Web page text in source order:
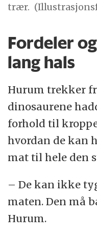
trær.
Fordeler
lang hals
Hurum trekker
dinosaurene
forhold til
hvordan de kan
mat til hele den
– De kan ikke
maten. Den må
Hurum.